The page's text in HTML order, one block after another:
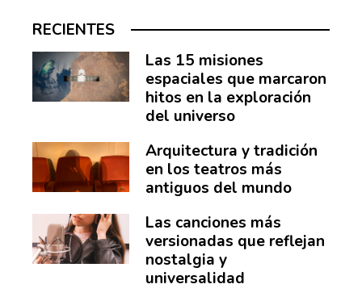
RECIENTES
Las 15 misiones
espaciales que marcaron
hitos en la exploración
del universo
Arquitectura y tradición
en los teatros más
antiguos del mundo
Las canciones más
versionadas que reflejan
nostalgia y
universalidad